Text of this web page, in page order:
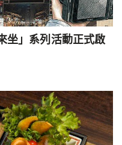
坐」系列活動正式啟